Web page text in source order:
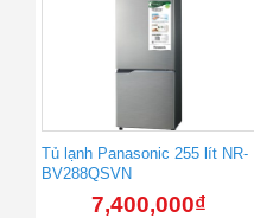
Tủ lạnh Panasonic 255 lít NR-
BV288QSVN
7,400,000₫